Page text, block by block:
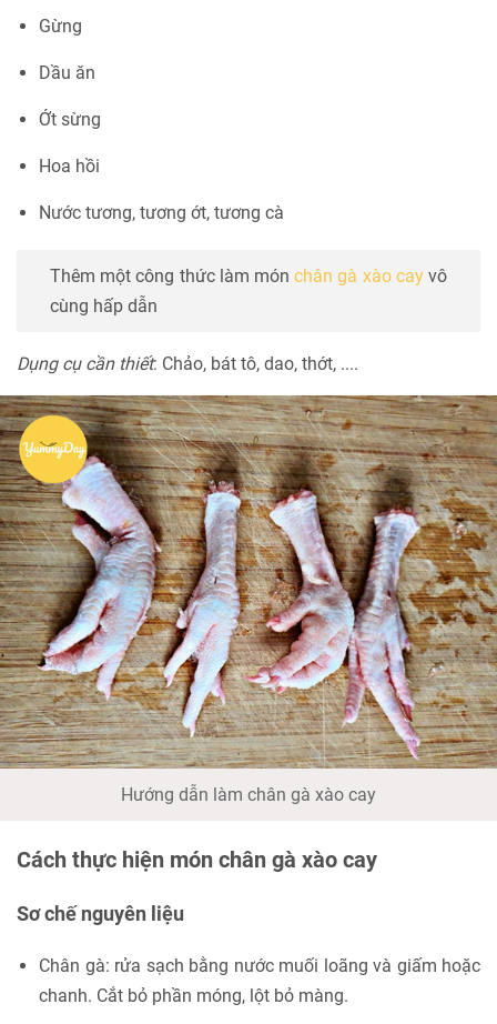
Gừng
Dầu ăn
Ớt sừng
Hoa hồi
Nước tương, tương ớt, tương cà
Thêm một công thức làm mónchân gà xào cayvô
cùng hấp dẫn
Dụng cụ cần thiết: Chảo, bát tô, dao, thớt, ....
Hướng dẫn làm chân gà xào cay
Cách thực hiện món chân gà xào cay
Sơ chế nguyên liệu
Chân gà: rửa sạch bằng nước muối loãng và giấm hoặc
chanh. Cắt bỏ phần móng, lột bỏ màng.